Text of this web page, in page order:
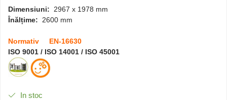
Echipamente pentru
grădinițe
Dimensiuni: 2967 x 1978 mm
Înălțime: 2600 mm
Normativ EN-16630
ISO 9001 / ISO 14001 / ISO 45001
In stoc